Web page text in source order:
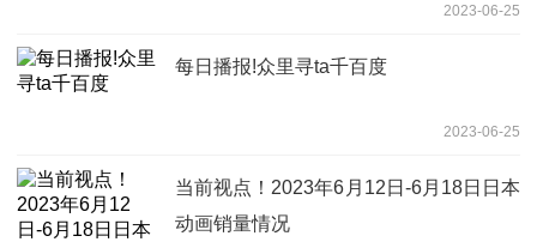
2023-06-25
每日播报!众里寻ta千百度
2023-06-25
当前视点！2023年6月12日-6月18日日本
动画销量情况